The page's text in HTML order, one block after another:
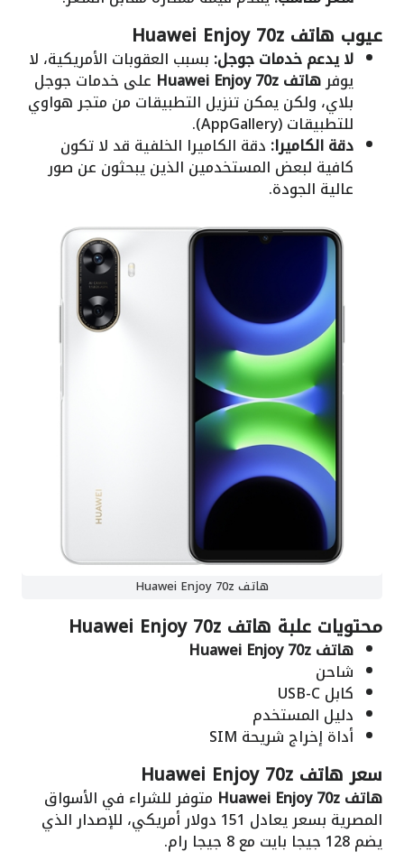
عيوب هاتف Huawei Enjoy 70z
لا يدعم خدمات جوجل: بسبب العقوبات الأمريكية، لا
يوفرهاتف Huawei Enjoy 70z على خدمات جوجل
بلاي، ولكن يمكن تنزيل التطبيقات من متجر هواوي
للتطبيقات (AppGallery).
دقة الكاميرا: دقة الكاميرا الخلفية قد لا تكون
كافية لبعض المستخدمين الذين يبحثون عن صور
عالية الجودة.
هاتف Huawei Enjoy 70z
محتويات علبة هاتف Huawei Enjoy 70z
هاتف Huawei Enjoy 70z
شاحن
كابل USB-C
دليل المستخدم
أداة إخراج شريحة SIM
سعر هاتف Huawei Enjoy 70z
هاتف Huawei Enjoy 70z متوفر للشراء في الأسواق
المصرية بسعر يعادل 151 دولار أمريكي، للإصدار الذي
يضم 128 جيجا بايت مع 8 جيجا رام.